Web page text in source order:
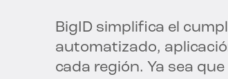
BigID simplifica el
automatizado,
cada región. Ya sea